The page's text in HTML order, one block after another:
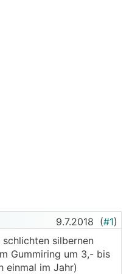
9.7.2018 (#1)
schlichten silbernen
Gummiring um 3,- bis
einmal im Jahr)